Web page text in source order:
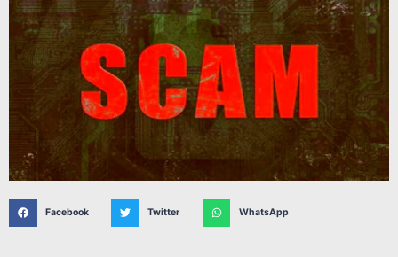
Facebook Twitter WhatsApp